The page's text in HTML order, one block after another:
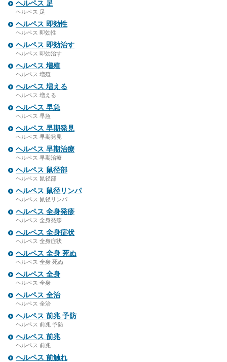
ヘルペス 足
ヘルペス 足
ヘルペス 即効性
ヘルペス 即効性
ヘルペス 即効治す
ヘルペス 即効治す
ヘルペス 増殖
ヘルペス 増殖
ヘルペス 増える
ヘルペス 増える
ヘルペス 早急
ヘルペス 早急
ヘルペス 早期発見
ヘルペス 早期発見
ヘルペス 早期治療
ヘルペス 早期治療
ヘルペス 鼠径部
ヘルペス 鼠径部
ヘルペス 鼠径リンパ
ヘルペス 鼠径リンパ
ヘルペス 全身発疹
ヘルペス 全身発疹
ヘルペス 全身症状
ヘルペス 全身症状
ヘルペス 全身 死ぬ
ヘルペス 全身 死ぬ
ヘルペス 全身
ヘルペス 全身
ヘルペス 全治
ヘルペス 全治
ヘルペス 前兆 予防
ヘルペス 前兆 予防
ヘルペス 前兆
ヘルペス 前兆
ヘルペス 前触れ